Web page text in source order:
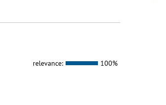
relevance: 100%